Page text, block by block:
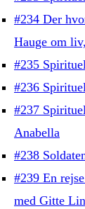
#234 Der
Hauge om
#235
#236
#237
Anabella
#238
#239 En
med Gitte